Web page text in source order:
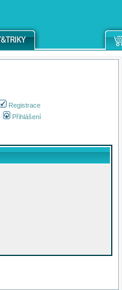
Registrace
Přihlášení